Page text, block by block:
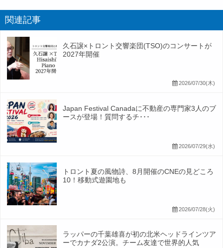
関連記事
久石譲×トロント交響楽団(TSO)のコンサートが
2027年開催
2026/07/30(木)
Japan Festival Canadaに不動産の専門家3人のブ
ースが登場！質問するチ･･･
2026/07/29(水)
トロント夏の風物詩、8月開催のCNEの見どころ
10！移動式遊園地も
2026/07/28(火)
ラッパーの千葉雄喜が初の北米ヘッドラインツア
ーでカナダ2公演。チーム友達で世界的人気